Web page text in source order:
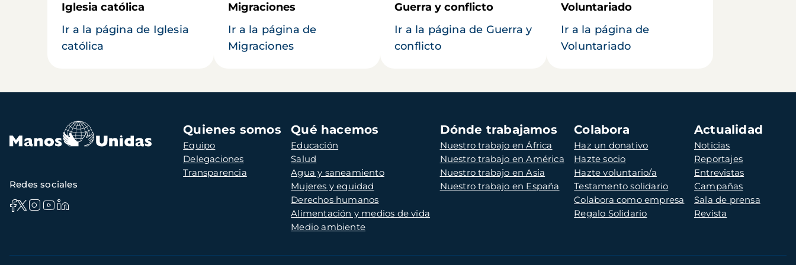
Iglesia católica
Ir a la página de Iglesia
católica
Migraciones
Ir a la página de
Migraciones
Guerra y conflicto
Ir a la página de Guerra y
conflicto
Voluntariado
Ir a la página de
Voluntariado
Navegación
principal
Quienes somos
Equipo
Delegaciones
Transparencia
Qué hacemos
Educación
Salud
Agua y saneamiento
Mujeres y equidad
Derechos humanos
Alimentación y medios de vida
Medio ambiente
Dónde trabajamos
Nuestro trabajo en África
Nuestro trabajo en América
Nuestro trabajo en Asia
Nuestro trabajo en España
Colabora
Haz un donativo
Hazte socio
Hazte voluntario/a
Testamento solidario
Colabora como empresa
Regalo Solidario
Actualidad
Noticias
Reportajes
Entrevistas
Campañas
Sala de prensa
Revista
Redes sociales